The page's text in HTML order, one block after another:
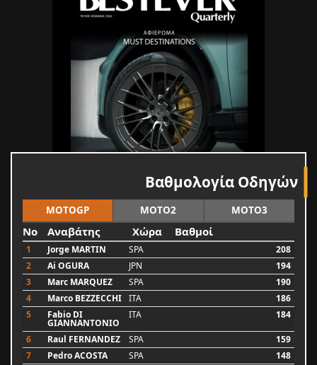
Βαθμολογία Οδηγών
MOTOGP MOTO2 MOTO3
No Αναβάτης Χώρα Βαθμοί
1 Jorge MARTIN SPA
208
2
Ai OGURA JPN
194
3
Marc MARQUEZ SPA
190
4
Marco BEZZECCHI ITA
186
5
Fabio DI
GIANNANTONIO
ITA 184
6 Raul FERNANDEZ SPA
159
7
Pedro ACOSTA SPA
148